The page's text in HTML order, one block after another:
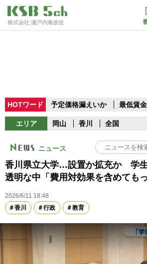
株式会社 瀬戸内海放送
HOTワード 予定価格漏えいか 最低賃
エリア 岡山 香川 全国
ニュース
香川県立大学…設置か拡充か 学
透明な中「費用対効果を含めても
2026/6/11 18:48
香川
行政 教育